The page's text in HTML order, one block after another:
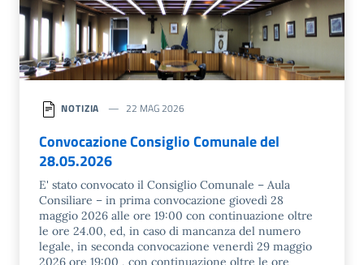
NOTIZIA 22 MAG 2026
Convocazione Consiglio Comunale del
28.05.2026
E' stato convocato il Consiglio Comunale – Aula
Consiliare – in prima convocazione giovedì 28
maggio 2026 alle ore 19:00 con continuazione oltre
le ore 24.00, ed, in caso di mancanza del numero
legale, in seconda convocazione venerdì 29 maggio
2026 ore 19:00 , con continuazione oltre le ore